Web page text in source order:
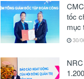
tốc
mục
30/